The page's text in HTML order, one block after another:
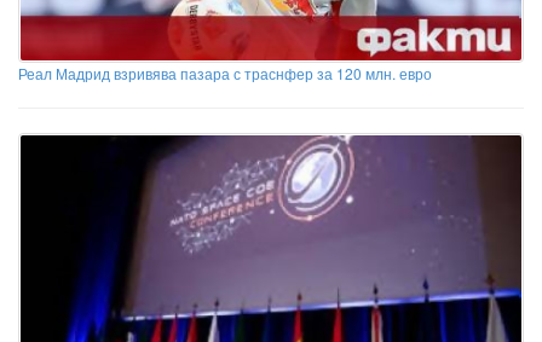
Реал Мадрид взривява пазара с траснфер за 120 млн. евро